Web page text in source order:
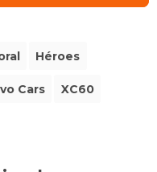
Héroes
Cars XC60